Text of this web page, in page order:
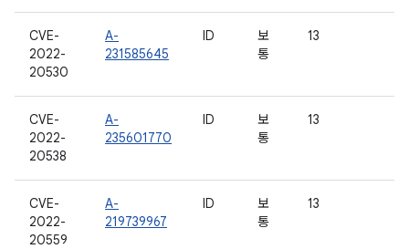
CVE-
2022-
20530
A-
231585645
ID
보
통
13
CVE-
2022-
20538
A-
235601770
ID
보
통
13
CVE-
2022-
20559
A-
219739967
ID
보
통
13